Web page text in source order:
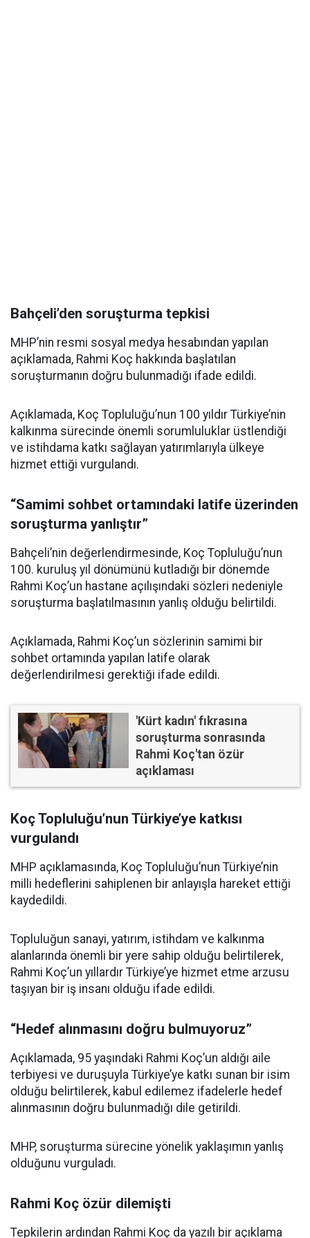
Bahçeli’den soruşturma tepkisi
MHP’nin resmi sosyal medya hesabından yapılan
açıklamada, Rahmi Koç hakkında başlatılan
soruşturmanın doğru bulunmadığı ifade edildi.
Açıklamada, Koç Topluluğu’nun 100 yıldır Türkiye’nin
kalkınma sürecinde önemli sorumluluklar üstlendiği
ve istihdama katkı sağlayan yatırımlarıyla ülkeye
hizmet ettiği vurgulandı.
“Samimi sohbet ortamındaki latife üzerinden
soruşturma yanlıştır”
Bahçeli’nin değerlendirmesinde, Koç Topluluğu’nun
100. kuruluş yıl dönümünü kutladığı bir dönemde
Rahmi Koç’un hastane açılışındaki sözleri nedeniyle
soruşturma başlatılmasının yanlış olduğu belirtildi.
Açıklamada, Rahmi Koç’un sözlerinin samimi bir
sohbet ortamında yapılan latife olarak
değerlendirilmesi gerektiği ifade edildi.
'Kürt kadın' fıkrasına
soruşturma sonrasında
Rahmi Koç'tan özür
açıklaması
Koç Topluluğu’nun Türkiye’ye katkısı
vurgulandı
MHP açıklamasında, Koç Topluluğu’nun Türkiye’nin
milli hedeflerini sahiplenen bir anlayışla hareket ettiği
kaydedildi.
Topluluğun sanayi, yatırım, istihdam ve kalkınma
alanlarında önemli bir yere sahip olduğu belirtilerek,
Rahmi Koç’un yıllardır Türkiye’ye hizmet etme arzusu
taşıyan bir iş insanı olduğu ifade edildi.
“Hedef alınmasını doğru bulmuyoruz”
Açıklamada, 95 yaşındaki Rahmi Koç’un aldığı aile
terbiyesi ve duruşuyla Türkiye’ye katkı sunan bir isim
olduğu belirtilerek, kabul edilemez ifadelerle hedef
alınmasının doğru bulunmadığı dile getirildi.
MHP, soruşturma sürecine yönelik yaklaşımın yanlış
olduğunu vurguladı.
Rahmi Koç özür dilemişti
Tepkilerin ardından Rahmi Koç da yazılı bir açıklama